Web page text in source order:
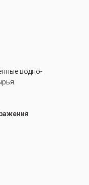
водно-